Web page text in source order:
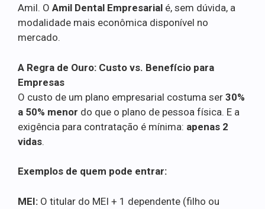
Amil. O Amil Dental Empresarial é, sem dúvida, a
modalidade mais econômica disponível no
mercado.
A Regra de Ouro: Custo vs. Benefício para
Empresas
O custo de um plano empresarial costuma ser 30%
a 50% menor do que o plano de pessoa física. E a
exigência para contratação é mínima: apenas 2
vidas.
Exemplos de quem pode entrar:
MEI: O titular do MEI + 1 dependente (filho ou